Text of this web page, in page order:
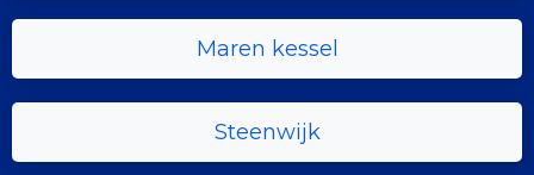
Maren kessel
Steenwijk